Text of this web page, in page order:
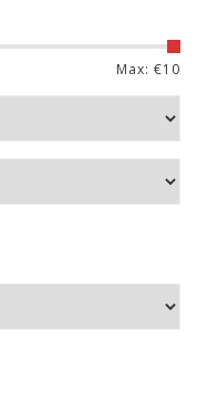
Max: €10